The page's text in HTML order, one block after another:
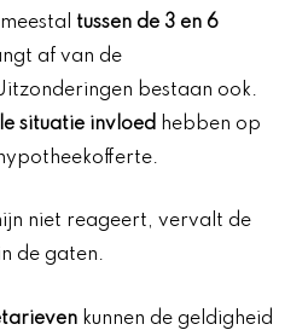
tussen de 3 en 6
af van de
bestaan ook.
situatie invloed hebben op
niet reageert, vervalt de
de gaten.
kunnen de geldigheid